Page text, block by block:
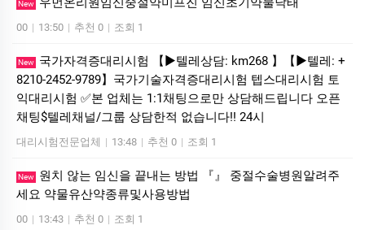
New
00 | 13:50 | 추천 0 | 조회 1
New
국가자격증대리시험 【▶텔레상담: km268 】【▶텔레: +
8210-2452-9789】국가기술자격증대리시험 텝스대리시험 토
익대리시험 ✅본 업체는 1:1채팅으로만 상담해드립니다 오픈
채팅$텔레채널/그룹 상담한적 없습니다!! 24시
대리시험전문업체 | 13:48 | 추천 0 | 조회 1
New
원치 않는 임신을 끝내는 방법 『』 중절수술병원알려주
세요 약물유산약종류및사용방법
00 | 13:43 | 추천 0 | 조회 1